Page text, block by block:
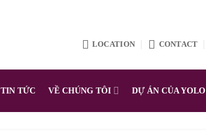
LOCATION CONTACT
TIN TỨC VỀ CHÚNG TÔI DỰ ÁN CỦA YOLO